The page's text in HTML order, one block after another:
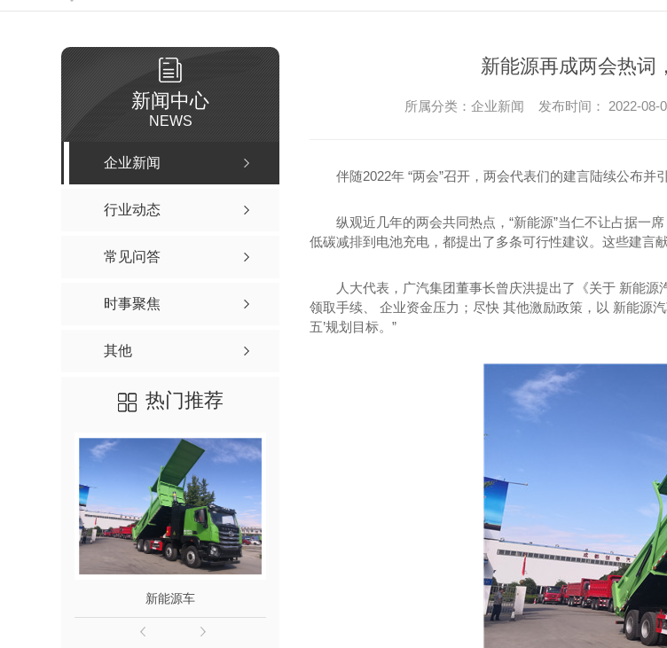
新闻中心
NEWS
企业新闻
行业动态
常见问答
时事聚焦
其他
热门推荐
新能源车 成都自卸车
新能源再成两会热词
所属分类：企业新闻 发布时间： 2022-
伴随2022年 “两会”召开，两会代表们的建言陆续公布并
纵观近几年的两会共同热点，“新能源”当仁不让占据一
低碳减排到电池充电，都提出了多条可行性建议。这些建言
人大代表，广汽集团董事长曾庆洪提出了《关于 新能
领取手续、 企业资金压力；尽快 其他激励政策，以 新能源
五’规划目标。”